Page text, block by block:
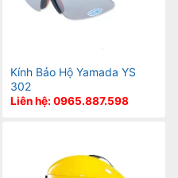
Kính Bảo Hộ Yamada YS
302
Liên hệ: 0965.887.598